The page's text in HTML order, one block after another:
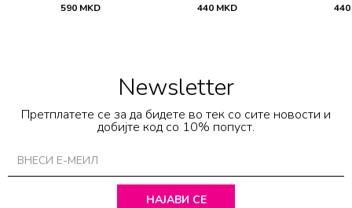
590 MKD 440 MKD 440
Newsletter
Претплатете се за да бидете во тек со сите новости и
добијте код со 10% попуст.
НАЈАВИ СЕ